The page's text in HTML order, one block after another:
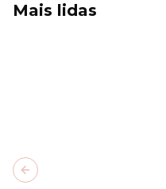
Mais lidas
Previous slide